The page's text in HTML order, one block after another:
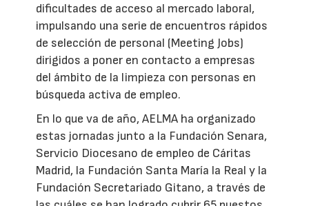
dificultades de acceso al mercado laboral,
impulsando una serie de encuentros rápidos
de selección de personal (Meeting Jobs)
dirigidos a poner en contacto a empresas
del ámbito de la limpieza con personas en
búsqueda activa de empleo.
En lo que va de año, AELMA ha organizado
estas jornadas junto a la Fundación Senara,
Servicio Diocesano de empleo de Cáritas
Madrid, la Fundación Santa María la Real y la
Fundación Secretariado Gitano, a través de